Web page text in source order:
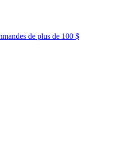
de plus de 100 $